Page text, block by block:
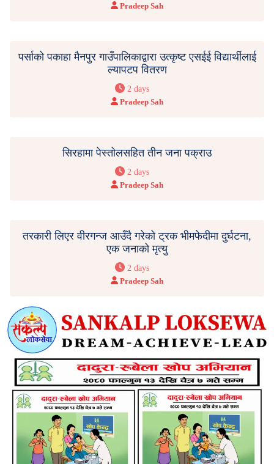
Pradeep Sah
पर्साको पकाहा मैनपुर गाउँपालिकाद्वारा उत्कृष्ट एसईई विद्यार्थीलाई
ल्यापटप वितरण
2 days
Pradeep Sah
सिरहामा पेस्तोलसहित तीन जना पक्राउ
2 days
Pradeep Sah
तरकारी लिएर वीरगन्ज आउँदै गरेको ट्रक भीमफेदीमा दुर्घटना,
एक जनाको मृत्यु
2 days
Pradeep Sah